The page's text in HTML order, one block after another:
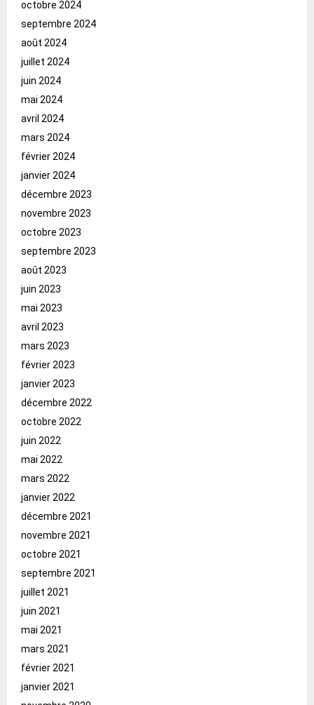
octobre 2024
septembre 2024
août 2024
juillet 2024
juin 2024
mai 2024
avril 2024
mars 2024
février 2024
janvier 2024
décembre 2023
novembre 2023
octobre 2023
septembre 2023
août 2023
juin 2023
mai 2023
avril 2023
mars 2023
février 2023
janvier 2023
décembre 2022
octobre 2022
juin 2022
mai 2022
mars 2022
janvier 2022
décembre 2021
novembre 2021
octobre 2021
septembre 2021
juillet 2021
juin 2021
mai 2021
mars 2021
février 2021
janvier 2021